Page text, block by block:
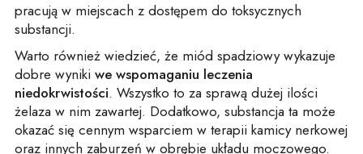
pracują w miejscach z dostępem do toksycznych
substancji.
Warto również wiedzieć, że miód spadziowy wykazuje
dobre wyniki we wspomaganiu leczenia
niedokrwistości. Wszystko to za sprawą dużej ilości
żelaza w nim zawartej. Dodatkowo, substancja ta może
okazać się cennym wsparciem w terapii kamicy nerkowej
oraz innych zaburzeń w obrębie układu moczowego.